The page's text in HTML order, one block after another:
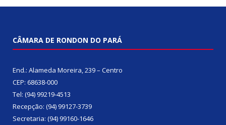
CÂMARA DE RONDON DO PARÁ
End.: Alameda Moreira, 239 – Centro
CEP: 68638-000
Tel: (94) 99219-4513
Recepção: (94) 99127-3739
Secretaria: (94) 99160-1646